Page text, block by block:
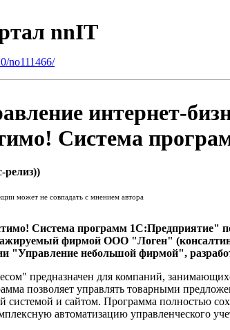
nnIT
no111466/
интернет-
Система
релиз))
может не совпадать с мнением автора
Система программ 1С:Предприятие"
фирмой ООО "Логен"
"Управление небольшой фирмой",
предназначен для компаний,
позволяет управлять товарными
системой и сайтом. Программа полностью
автоматизацию управленческого